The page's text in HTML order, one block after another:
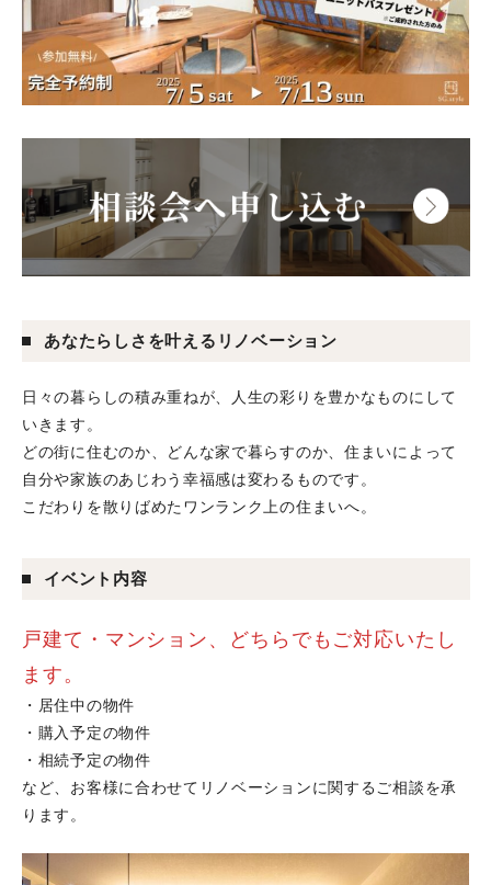
あなたらしさを叶えるリノベーション
日々の暮らしの積み重ねが、人生の彩りを豊かなものにして
いきます。
どの街に住むのか、どんな家で暮らすのか、住まいによって
自分や家族のあじわう幸福感は変わるものです。
こだわりを散りばめたワンランク上の住まいへ。
イベント内容
戸建て・マンション、どちらでもご対応いたし
ます。
・居住中の物件
・購入予定の物件
・相続予定の物件
など、お客様に合わせてリノベーションに関するご相談を承
ります。